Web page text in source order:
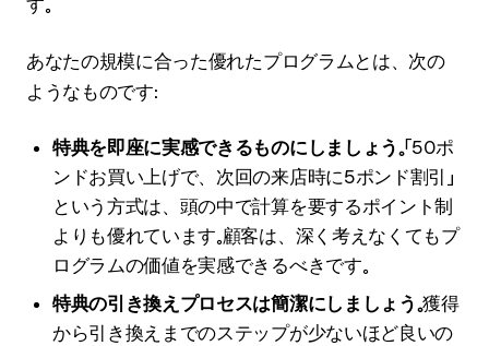
す。
あなたの規模に合った優れたプログラムとは、次の
ようなものです：
特典を即座に実感できるものにしましょう。「50ポ
ンドお買い上げで、次回の来店時に5ポンド割引」
という方式は、頭の中で計算を要するポイント制
よりも優れています。顧客は、深く考えなくてもプ
ログラムの価値を実感できるべきです。
特典の引き換えプロセスは簡潔にしましょう。獲得
から引き換えまでのステップが少ないほど良いの